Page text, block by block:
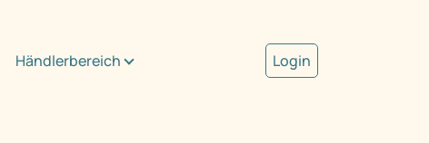
Händlerbereich Login